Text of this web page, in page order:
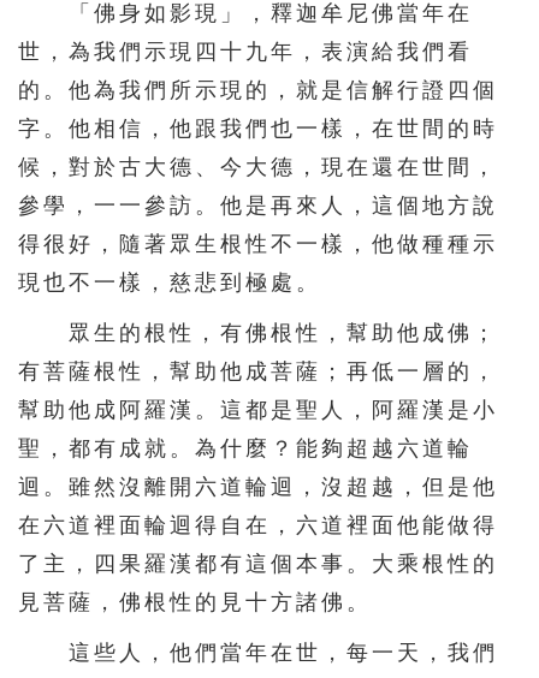
「佛身如影現」，釋迦牟尼佛當年在
世，為我們示現四十九年，表演給我們看
的。他為我們所示現的，就是信解行證四個
字。他相信，他跟我們也一樣，在世間的時
候，對於古大德、今大德，現在還在世間，
參學，一一參訪。他是再來人，這個地方說
得很好，隨著眾生根性不一樣，他做種種示
現也不一樣，慈悲到極處。
眾生的根性，有佛根性，幫助他成佛；
有菩薩根性，幫助他成菩薩；再低一層的，
幫助他成阿羅漢。這都是聖人，阿羅漢是小
聖，都有成就。為什麼？能夠超越六道輪
迴。雖然沒離開六道輪迴，沒超越，但是他
在六道裡面輪迴得自在，六道裡面他能做得
了主，四果羅漢都有這個本事。大乘根性的
見菩薩，佛根性的見十方諸佛。
這些人，他們當年在世，每一天，我們